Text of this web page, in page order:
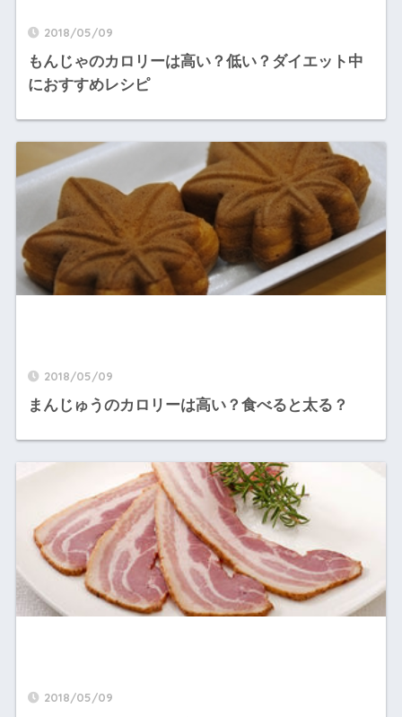
2018/05/09
もんじゃのカロリーは高い？低い？ダイエット中
におすすめレシピ
2018/05/09
まんじゅうのカロリーは高い？食べると太る？
2018/05/09